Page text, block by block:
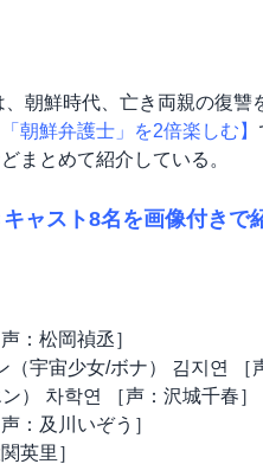
、朝鮮時代、亡き両親の復讐
「朝鮮弁護士」を2倍楽しむ】
まとめて紹介している。
ャスト8名を画像付きで
：松岡禎丞］
宇宙少女/ボナ） 김지연 ［
） 차학연 ［声：沢城千春］
：及川いぞう］
英里］